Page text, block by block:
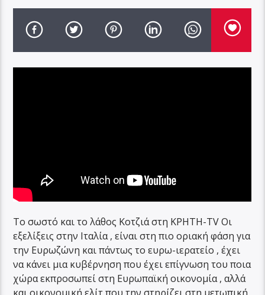
Το σωστό και το λάθος Κοτζιά στη ΚΡΗΤΗ-TV Οι
εξελίξεις στην Ιταλία , είναι στη πιο οριακή φάση για
την Ευρωζώνη και πάντως το ευρω-ιερατείο , έχει
να κάνει μια κυβέρνηση που έχει επίγνωση του ποια
χώρα εκπροσωπεί στη Ευρωπαϊκή οικονομία , αλλά